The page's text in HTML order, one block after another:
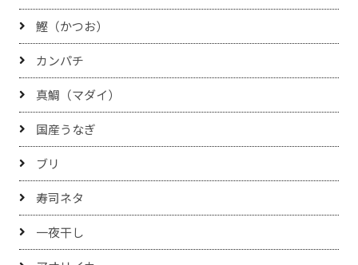
鰹（かつお）
カンパチ
真鯛（マダイ）
国産うなぎ
ブリ
寿司ネタ
一夜干し